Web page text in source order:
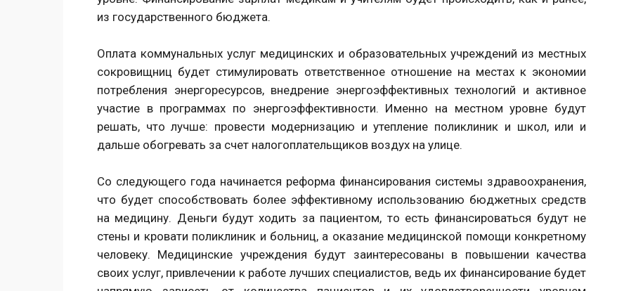
из государственного бюджета.
Оплата коммунальных услуг медицинских и образовательных учреждений из местных
сокровищниц будет стимулировать ответственное отношение на местах к экономии
потребления энергоресурсов, внедрение энергоэффективных технологий и активное
участие в программах по энергоэффективности. Именно на местном уровне будут
решать, что лучше: провести модернизацию и утепление поликлиник и школ, или и
дальше обогревать за счет налогоплательщиков воздух на улице.
Со следующего года начинается реформа финансирования системы здравоохранения,
что будет способствовать более эффективному использованию бюджетных средств
на медицину. Деньги будут ходить за пациентом, то есть финансироваться будут не
стены и кровати поликлиник и больниц, а оказание медицинской помощи конкретному
человеку. Медицинские учреждения будут заинтересованы в повышении качества
своих услуг, привлечении к работе лучших специалистов, ведь их финансирование будет